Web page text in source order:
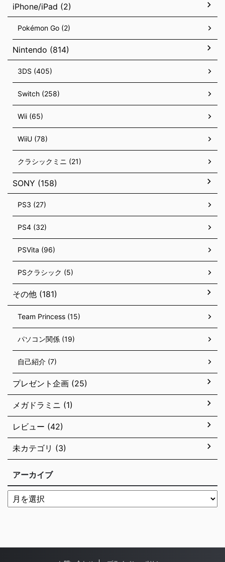
iPhone/iPad (2)
Pokémon Go (2)
Nintendo (814)
3DS (405)
Switch (258)
Wii (65)
WiiU (78)
クラシックミニ (21)
SONY (158)
PS3 (27)
PS4 (32)
PSVita (96)
PSクラシック (5)
その他 (181)
Team Princess (15)
パソコン関係 (19)
自己紹介 (7)
プレゼント企画 (25)
メガドラミニ (1)
レビュー (42)
未カテゴリ (3)
アーカイブ